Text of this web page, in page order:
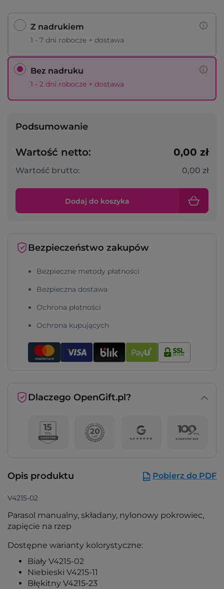
Z nadrukiem
1 - 7 dni robocze + dostawa
Bez nadruku
1 - 2 dni robocze + dostawa
Podsumowanie
Wartość netto: 0,00 zł
Wartość brutto: 0,00 zł
Dodaj do koszyka
Bezpieczeństwo zakupów
Bezpieczne metody płatności
Bezpieczna dostawa
Ochrona płatności
Ochrona kupujących
Dlaczego OpenGift.pl?
Opis produktu Pobierz do PDF
V4215-02
Parasol manualny, składany, nylonowy pokrowiec,
zapięcie na rzep
Dostępne warianty kolorystyczne:
Biały V4215-02
Niebieski V4215-11
Błękitny V4215-23